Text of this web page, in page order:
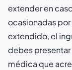
extender en
ocasionadas
extendido, el
debes
médica que